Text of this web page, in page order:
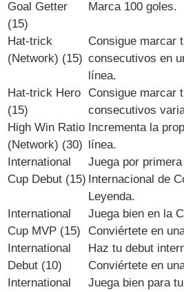
Goal Getter
(15)
Marca 100 goles.
Hat-trick
(Network) (15)
Consigue marcar
consecutivos en
línea.
Hat-trick Hero
(15)
Consigue marcar
consecutivos
High Win Ratio
(Network) (30)
Incrementa la
línea.
International
Cup Debut (15)
Juega por
Internacional de
Leyenda.
International
Cup MVP (15)
Juega bien en la
Conviértete en
International
Debut (10)
Haz tu debut
Conviértete en
International
Juega bien para